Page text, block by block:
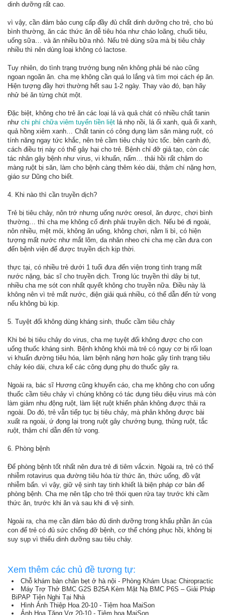
dinh dưỡng rất cao.
vì vậy, cần đảm bảo cung cấp đầy đủ chất dinh dưỡng cho trẻ, cho bú
bình thường, ăn các thức ăn dễ tiêu hóa như cháo loãng, chuối tiêu,
uống sữa… và ăn nhiều bữa nhỏ. Nếu trẻ dùng sữa mà bị tiêu chảy
nhiều thì nên dùng loại không có lactose.
Tuy nhiên, do tình trạng trướng bụng nên không phải bé nào cũng
ngoan ngoãn ăn. cha mẹ không cần quá lo lắng và tìm mọi cách ép ăn.
Hiện tượng đầy hơi thường hết sau 1-2 ngày. Thay vào đó, bạn hãy
nhử bé ăn từng chút một.
Đặc biệt, không cho trẻ ăn các loại lá và quả chát có nhiều chất tanin
như chi phí chữa viêm tuyến tiền liệt lá nhọ nồi, lá ổi xanh, quả ổi xanh,
quả hồng xiêm xanh… Chất tanin có công dụng làm săn màng ruột, có
tính năng ngay tức khắc, nên trẻ cầm tiêu chảy tức tốc. bên cạnh đó,
cách điều trị này có thể gây hại cho trẻ. Bệnh chỉ đỡ giả tạo, còn các
tác nhân gây bệnh như virus, vi khuẩn, nấm… thải hồi rất chậm do
màng ruột bị săn, làm cho bệnh càng thêm kéo dài, thậm chí nặng hơn,
giáo sư Dũng cho biết.
4. Khi nào thì cần truyền dịch?
Trẻ bị tiêu chảy, nôn trớ nhưng uống nước oresol, ăn được, chơi bình
thường… thì cha mẹ không cố định phải truyền dịch. Nếu bé đi ngoài,
nôn nhiều, mệt mỏi, không ăn uống, không chơi, nằm li bì, có hiện
tượng mất nước như mắt lõm, da nhăn nheo chi cha mẹ cần đưa con
đến bệnh viện để được truyền dịch kịp thời.
thực tại, có nhiều trẻ dưới 1 tuổi đưa đến viện trong tình trạng mất
nước nặng, bác sĩ cho truyền dịch. Trong lúc truyền thì dây bị tụt,
nhiều cha mẹ sót con nhất quyết không cho truyền nữa. Điều này là
không nên vì trẻ mất nước, điện giải quá nhiều, có thể dẫn đến tử vong
nếu không bù kịp.
5. Tuyệt đối không dùng kháng sinh, thuốc cầm tiêu chảy
Khi bé bị tiêu chảy do virus, cha mẹ tuyệt đối không được cho con
uống thuốc kháng sinh. Bệnh không khỏi mà trẻ có nguy cơ bị rối loạn
vi khuẩn đường tiêu hóa, làm bệnh nặng hơn hoặc gây tình trạng tiêu
chảy kéo dài, chưa kể các công dụng phụ do thuốc gây ra.
Ngoài ra, bác sĩ Hương cũng khuyến cáo, cha mẹ không cho con uống
thuốc cầm tiêu chảy vì chúng không có tác dụng tiêu diệu virus mà còn
làm giảm nhu động ruột, làm liệt ruột khiến phân không được thải ra
ngoài. Do đó, trẻ vẫn tiếp tục bị tiêu chảy, mà phân không được bài
xuất ra ngoài, ứ đọng lại trong ruột gây chướng bụng, thủng ruột, tắc
ruột, thậm chí dẫn đến tử vong.
6. Phòng bệnh
Để phòng bệnh tốt nhất nên đưa trẻ đi tiêm vắcxin. Ngoài ra, trẻ có thể
nhiễm rotavirus qua đường tiêu hóa từ thức ăn, thức uống, đồ vật
nhiễm bẩn. vì vậy, giữ vệ sinh tay tinh khiết là biện pháp cơ bản để
phòng bệnh. Cha mẹ nên tập cho trẻ thói quen rửa tay trước khi cầm
thức ăn, trước khi ăn và sau khi đi vệ sinh.
Ngoài ra, cha mẹ cần đảm bảo đủ dinh dưỡng trong khẩu phần ăn của
con để trẻ có đủ sức chống đỡ bệnh, cơ thể chóng phục hồi, không bị
suy sụp vì thiếu dinh dưỡng sau tiêu chảy.
Xem thêm các chủ đề tương tự:
Chỗ khám bàn chân bẹt ở hà nội - Phòng Khám Usac Chiropractic
Máy Trợ Thở BMC G2S B25A Kèm Mặt Nạ BMC P6S – Giải Pháp
BiPAP Tiện Nghi Tại Nhà
Hình Ảnh Thiệp Hoa 20-10 - Tiệm hoa MaiSon
Ảnh Hoa Tặng Vợ 20-10 - Tiệm hoa MaiSon